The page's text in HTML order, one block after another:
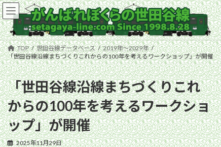
コ
ン
テ
ン
ツ
へ
ス
キ
ッ
プ
ナ
ビ
ゲ
ー
シ
ョ
ン
に
移
動
TOP 世田谷線データベース
2019年〜2029年
「世田谷線沿線まちづくりこれからの100年を考えるワークショップ」が開催
「世田谷線沿線まちづくりこれ
からの100年を考えるワークショ
ップ」が開催
2025年11月29日